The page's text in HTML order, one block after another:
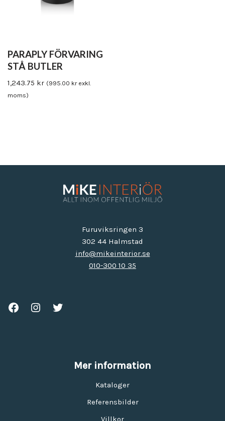
PARAPLY FÖRVARING
STÅ BUTLER
1,243.75 kr (995.00 krexkl.
moms)
Furuviksringen 3
302 44 Halmstad
info@mikeinterior.se
010-300 10 35
Mer information
Kataloger
Referensbilder
Villkor